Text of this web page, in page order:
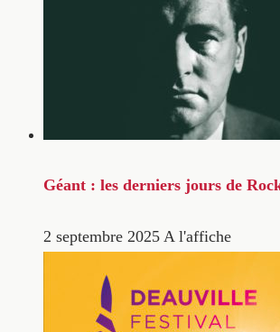
Géant : les derniers jours de
2 septembre 2025 A l'affiche